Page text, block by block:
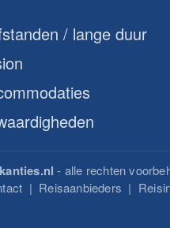
/ lange duur
- alle rechten
| Reisaanbieders |